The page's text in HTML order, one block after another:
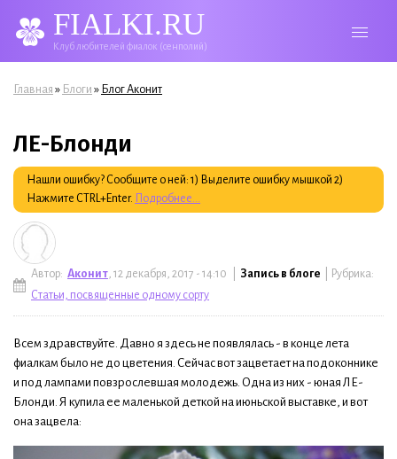
FIALKI.RU
Клуб любителей фиалок (сенполий)
Вы здесь
Главная » Блоги » Блог Аконит
ЛЕ-Блонди
Нашли ошибку? Сообщите о ней: 1) Выделите ошибку мышкой 2)
Нажмите CTRL+Enter. Подробнее...
Автор: Аконит, 12 декабря, 2017 - 14:10 | Запись в блоге | Рубрика:
Статьи, посвященные одному сорту
Всем здравствуйте. Давно я здесь не появлялась - в конце лета
фиалкам было не до цветения. Сейчас вот зацветает на подоконнике
и под лампами повзрослевшая молодежь. Одна из них - юная ЛЕ-
Блонди. Я купила ее маленькой деткой на июньской выставке, и вот
она зацвела: